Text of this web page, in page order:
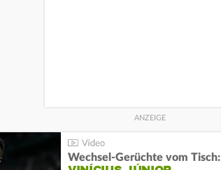
Wechsel-Gerüchte vom Tisch: